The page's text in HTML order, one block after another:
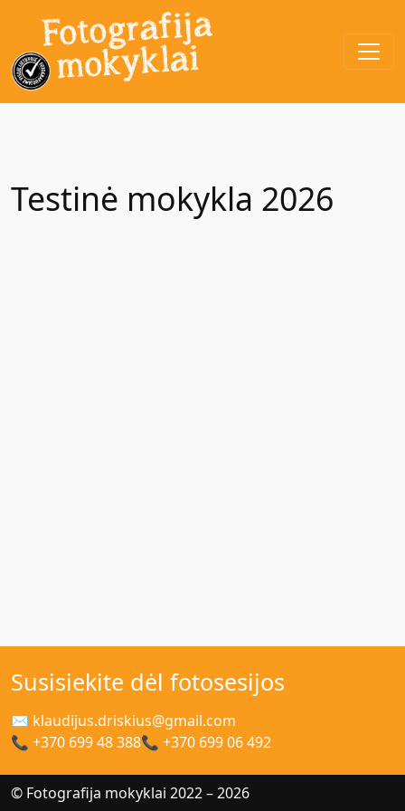
Testinė mokykla 2026
Susisiekite dėl fotosesijos
✉ klaudijus.driskius@gmail.com
📞 +370 699 48 388📞 +370 699 06 492
© Fotografija mokyklai 2022 – 2026